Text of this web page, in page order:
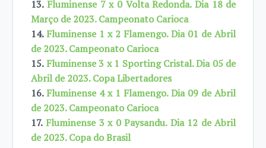
13. Fluminense 7 x 0 Volta Redonda. Dia 18 de
Março de 2023. Campeonato Carioca
14. Fluminense 1 x 2 Flamengo. Dia 01 de Abril
de 2023. Campeonato Carioca
15. Fluminense 3 x 1 Sporting Cristal. Dia 05 de
Abril de 2023. Copa Libertadores
16. Fluminense 4 x 1 Flamengo. Dia 09 de Abril
de 2023. Campeonato Carioca
17. Fluminense 3 x 0 Paysandu. Dia 12 de Abril
de 2023. Copa do Brasil